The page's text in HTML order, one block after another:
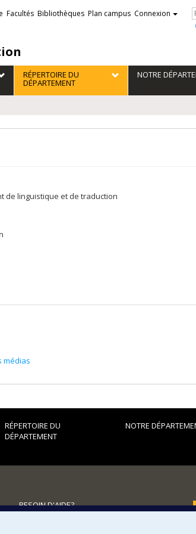
Facultés Bibliothèques Plan campus Connexion
RÉPERTOIRE DU
DÉPARTEMENT
NOTRE
de linguistique et de traduction
médias
RÉPERTOIRE DU
DÉPARTEMENT
NOTRE
BESOIN D'AIDE?